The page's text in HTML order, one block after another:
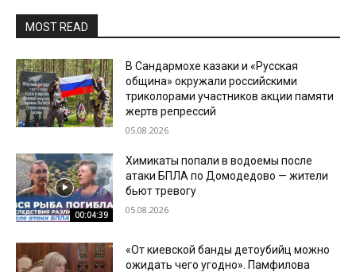
MOST READ
В Сандармохе казаки и «Русская
община» окружали российскими
триколорами участников акции памяти
жертв репрессий
05.08.2026
00:04:39
Химикаты попали в водоемы после
атаки БПЛА по Домодедово — жители
бьют тревогу
05.08.2026
«От киевской банды детоубийц можно
ожидать чего угодно». Памфилова